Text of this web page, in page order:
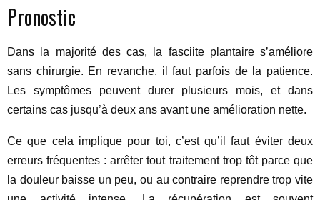
Pronostic
Dans la majorité des cas, la fasciite plantaire s’améliore
sans chirurgie. En revanche, il faut parfois de la patience.
Les symptômes peuvent durer plusieurs mois, et dans
certains cas jusqu’à deux ans avant une amélioration nette.
Ce que cela implique pour toi, c’est qu’il faut éviter deux
erreurs fréquentes : arrêter tout traitement trop tôt parce que
la douleur baisse un peu, ou au contraire reprendre trop vite